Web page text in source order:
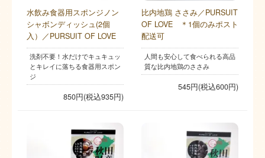
水飲み食器用スポンジノン
シャボンディッシュ(2個
入）／PURSUIT OF LOVE
洗剤不要！水だけでキュキュッ
とキレイに落ちる食器用スポン
ジ
850円(税込935円)
比内地鶏 ささみ／PURSUIT
OF LOVE ＊1個のみポスト
配送可
人間も安心して食べられる高品
質な比内地鶏のささみ
545円(税込600円)